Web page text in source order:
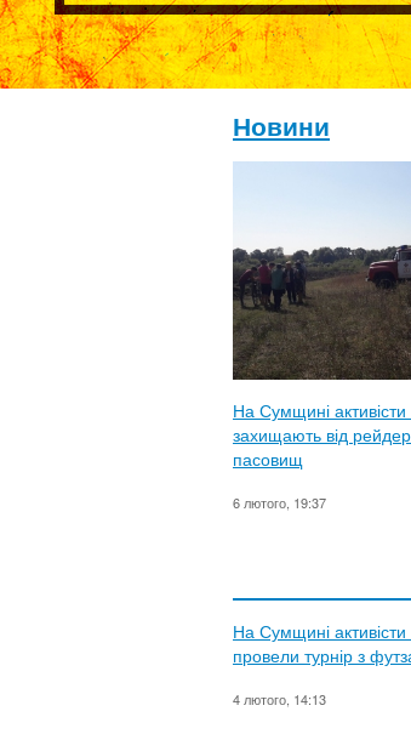
Новини
На Сумщині
захищають від
пасовищ
6 лютого, 19:37
На Сумщині
провели турнір з
4 лютого, 14:13